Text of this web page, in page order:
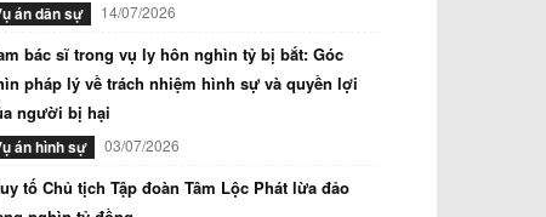
án dân sự 14/07/2026
bác sĩ trong vụ ly hôn nghìn tỷ bị bắt: Góc
pháp lý về trách nhiệm hình sự và quyền lợi
người bị hại
án hình sự 03/07/2026
tố Chủ tịch Tập đoàn Tâm Lộc Phát lừa đảo